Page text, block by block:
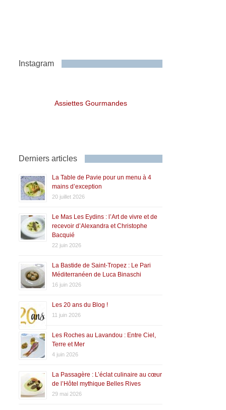
Instagram
Assiettes Gourmandes
Derniers articles
La Table de Pavie pour un menu à 4
mains d’exception
20 juillet 2026
Le Mas Les Eydins : l’Art de vivre et de
recevoir d’Alexandra et Christophe
Bacquié
22 juin 2026
La Bastide de Saint-Tropez : Le Pari
Méditerranéen de Luca Binaschi
16 juin 2026
Les 20 ans du Blog !
11 juin 2026
Les Roches au Lavandou : Entre Ciel,
Terre et Mer
4 juin 2026
La Passagère : L’éclat culinaire au cœur
de l’Hôtel mythique Belles Rives
29 mai 2026